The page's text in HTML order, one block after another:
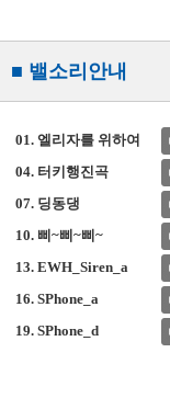
■ 밸소리안내
01. 엘리자를 위하여
04. 터키행진곡
07. 딩동댕
10. 삐~삐~삐~
13. EWH_Siren_a
16. SPhone_a
19. SPhone_d